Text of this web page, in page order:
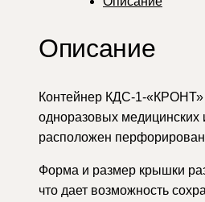
Описание
Контейнер КДС-1-«КРОНТ»
одноразовых медицинских
расположен
Форма и размер крышки
что дает возможность